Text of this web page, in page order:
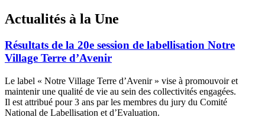
Actualités à la Une
Résultats de la 20e session de labellisation Notre
Village Terre d’Avenir
Le label « Notre Village Terre d’Avenir » vise à promouvoir et
maintenir une qualité de vie au sein des collectivités engagées.
Il est attribué pour 3 ans par les membres du jury du Comité
National de Labellisation et d’Evaluation.